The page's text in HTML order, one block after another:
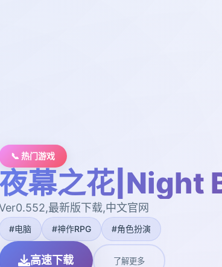
📞 热门游戏
幕之花|Night
最新版下载,中文官网
#电脑 #神作RPG #角色扮演
高速下载 了解更多